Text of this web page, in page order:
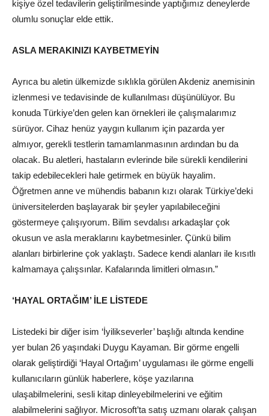
kişiye özel tedavilerin geliştirilmesinde yaptığımız deneylerde
olumlu sonuçlar elde ettik.
ASLA MERAKINIZI KAYBETMEYİN
Ayrıca bu aletin ülkemizde sıklıkla görülen Akdeniz anemisinin
izlenmesi ve tedavisinde de kullanılması düşünülüyor. Bu
konuda Türkiye’den gelen kan örnekleri ile çalışmalarımız
sürüyor. Cihaz henüz yaygın kullanım için pazarda yer
almıyor, gerekli testlerin tamamlanmasının ardından bu da
olacak. Bu aletleri, hastaların evlerinde bile sürekli kendilerini
takip edebilecekleri hale getirmek en büyük hayalim.
Öğretmen anne ve mühendis babanın kızı olarak Türkiye’deki
üniversitelerden başlayarak bir şeyler yapılabileceğini
göstermeye çalışıyorum. Bilim sevdalısı arkadaşlar çok
okusun ve asla meraklarını kaybetmesinler. Çünkü bilim
alanları birbirlerine çok yaklaştı. Sadece kendi alanları ile kısıtlı
kalmamaya çalışsınlar. Kafalarında limitleri olmasın.”
‘HAYAL ORTAĞIM’ İLE LİSTEDE
Listedeki bir diğer isim ‘İyilikseverler’ başlığı altında kendine
yer bulan 26 yaşındaki Duygu Kayaman. Bir görme engelli
olarak geliştirdiği ‘Hayal Ortağım’ uygulaması ile görme engelli
kullanıcıların günlük haberlere, köşe yazılarına
ulaşabilmelerini, sesli kitap dinleyebilmelerini ve eğitim
alabilmelerini sağlıyor. Microsoft’ta satış uzmanı olarak çalışan